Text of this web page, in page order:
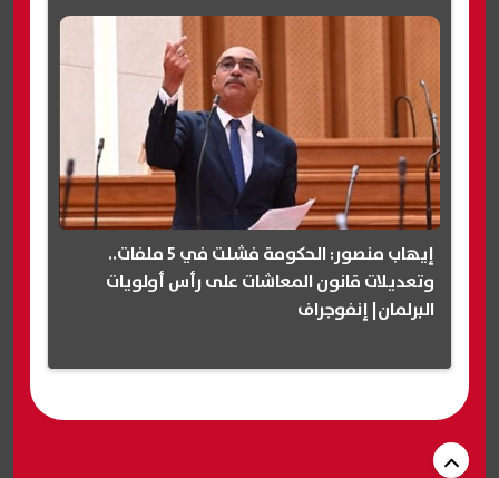
إيهاب منصور: الحكومة فشلت في 5 ملفات..
وتعديلات قانون المعاشات على رأس أولويات
البرلمان| إنفوجراف